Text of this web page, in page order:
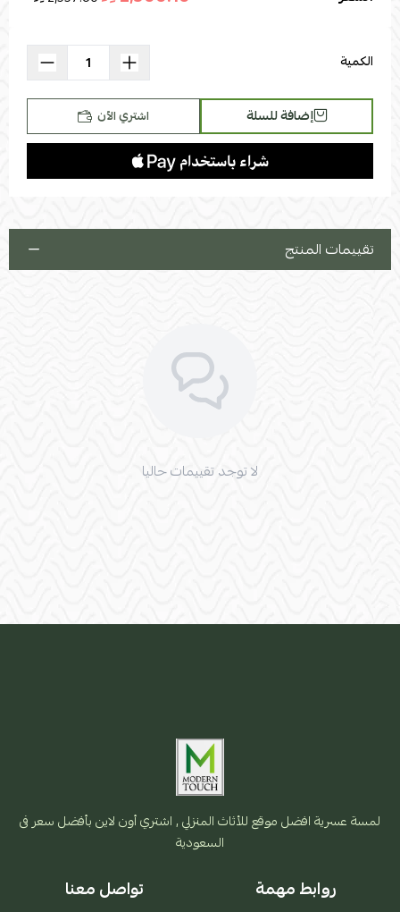
الكمية
إضافة للسلة اشتري الآن
تقييمات المنتج
لا توجد تقييمات حاليا
لمسة عسرية افضل موقع للأثاث المنزلي , اشتري أون لاين بأفضل سعر فى
السعودية
روابط مهمة تواصل معنا